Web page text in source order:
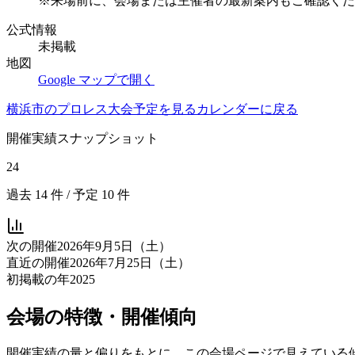
公式情報
未掲載
地図
Google マップで開く
横浜市のプロレス大会予定を見る カレンダーに戻る
開催実績スナップショット
24
過去 14 件 / 予定 10 件
次の開催2026年9月5日（土）
直近の開催2026年7月25日（土）
初掲載の年2025
会場の特徴・開催傾向